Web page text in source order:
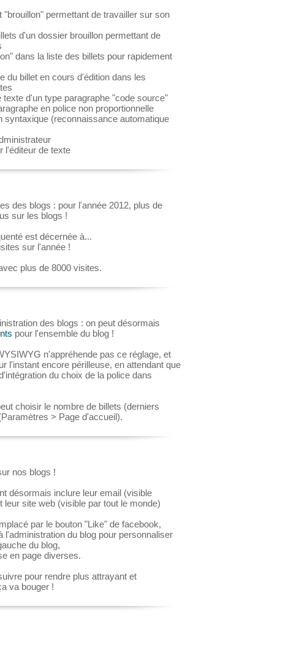
"brouillon" permettant de travailler sur son
d'un dossier brouillon permettant de
dans la liste des billets pour rapidement
du billet en cours d'édition dans les
texte d'un type paragraphe "code source"
en police non proportionnelle
syntaxique (reconnaissance automatique
l'éditeur de texte
des blogs : pour l'année 2012, plus de
sur les blogs !
est décernée à...
sur l'année !
plus de 8000 visites.
des blogs : on peut désormais
pour l'ensemble du blog !
n'appréhende pas ce réglage, et
l'instant encore périlleuse, en attendant que
du choix de la police dans
choisir le nombre de billets (derniers
> Page d'accueil).
nos blogs !
désormais inclure leur email (visible
leur site web (visible par tout le monde)
par le bouton "Like" de facebook,
l'administration du blog pour personnaliser
du blog,
en page diverses.
pour rendre plus attrayant et
va bouger !